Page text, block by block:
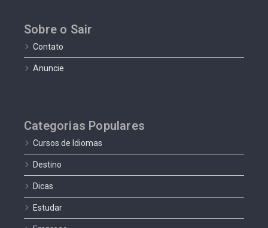
Sobre o Sair
Contato
Anuncie
Categorias Populares
Cursos de Idiomas
Destino
Dicas
Estudar